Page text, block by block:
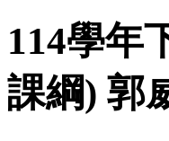
114學年
課綱) 郭